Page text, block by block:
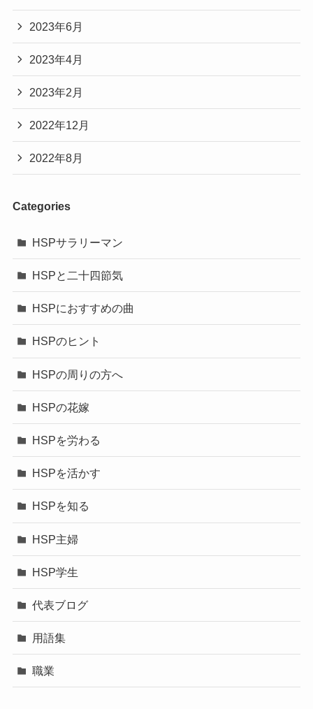
2023年6月
2023年4月
2023年2月
2022年12月
2022年8月
Categories
HSPサラリーマン
HSPと二十四節気
HSPにおすすめの曲
HSPのヒント
HSPの周りの方へ
HSPの花嫁
HSPを労わる
HSPを活かす
HSPを知る
HSP主婦
HSP学生
代表ブログ
用語集
職業